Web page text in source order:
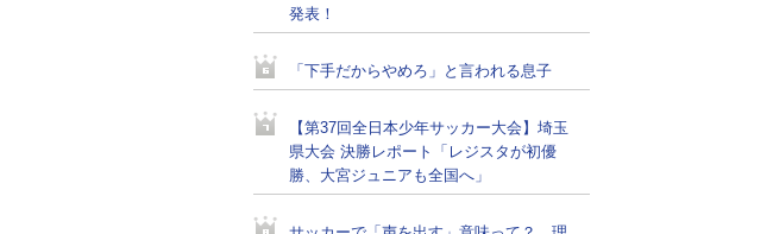
発表！
「下手だからやめろ」と言われる息子
【第37回全日本少年サッカー大会】埼玉
県大会 決勝レポート「レジスタが初優
勝、大宮ジュニアも全国へ」